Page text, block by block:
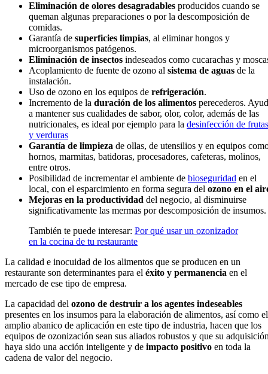
Eliminación de olores desagradables producidos cuando se
queman algunas preparaciones o por la descomposición de
comidas.
Garantía de superficies limpias, al eliminar hongos y
microorganismos patógenos.
Eliminación de insectos indeseados como cucarachas y
Acoplamiento de fuente de ozono al sistema de aguas de la
instalación.
Uso de ozono en los equipos de refrigeración.
Incremento de la duración de los alimentos perecederos.
a mantener sus cualidades de sabor, olor, color, además de las
nutricionales, es ideal por ejemplo para la desinfección de frutas
y verduras
Garantía de limpieza de ollas, de utensilios y en equipos
hornos, marmitas, batidoras, procesadores, cafeteras, molinos,
entre otros.
Posibilidad de incrementar el ambiente de bioseguridad en el
local, con el esparcimiento en forma segura del ozono en el
Mejoras en la productividad del negocio, al disminuirse
significativamente las mermas por descomposición de insumos.
También te puede interesar: Por qué usar un ozonizador
en la cocina de tu restaurante
La calidad e inocuidad de los alimentos que se producen en un
restaurante son determinantes para el éxito y permanencia en el
mercado de ese tipo de empresa.
La capacidad del ozono de destruir a los agentes indeseables
presentes en los insumos para la elaboración de alimentos, así como el
amplio abanico de aplicación en este tipo de industria, hacen que los
equipos de ozonización sean sus aliados robustos y que su
haya sido una acción inteligente y de impacto positivo en toda la
cadena de valor del negocio.